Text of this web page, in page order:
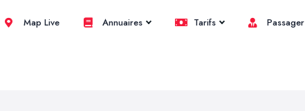
Map Live Annuaires Tarifs Passager